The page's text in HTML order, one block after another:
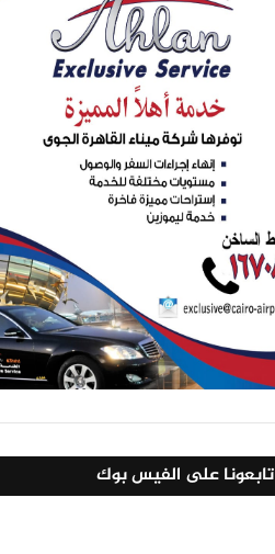
تابعونا على الفيس بوك